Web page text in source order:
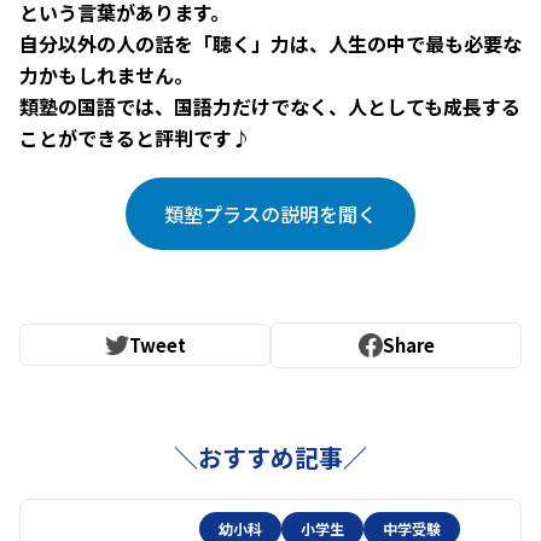
という言葉があります。
自分以外の人の話を「聴く」力は、人生の中で最も必要な
力かもしれません。
類塾の国語では、国語力だけでなく、人としても成長する
ことができると評判です♪
類塾プラスの説明を聞く
Tweet Share
＼おすすめ記事／
幼小科 小学生 中学受験